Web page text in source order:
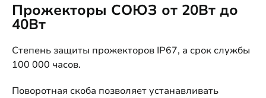
Прожекторы СОЮЗ от 20Вт до
40Вт
Степень защиты прожекторов IP67, а срок службы
100 000 часов.
Поворотная скоба позволяет устанавливать